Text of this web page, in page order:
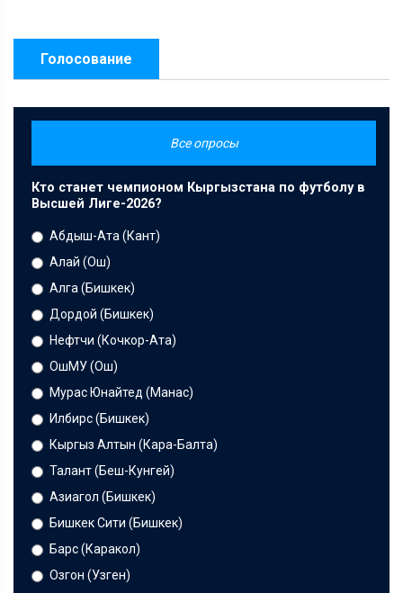
Голосование
Все опросы
Кто станет чемпионом Кыргызстана по футболу в
Высшей Лиге-2026?
Абдыш-Ата (Кант)
Алай (Ош)
Алга (Бишкек)
Дордой (Бишкек)
Нефтчи (Кочкор-Ата)
ОшМУ (Ош)
Мурас Юнайтед (Манас)
Илбирс (Бишкек)
Кыргыз Алтын (Кара-Балта)
Талант (Беш-Кунгей)
Азиагол (Бишкек)
Бишкек Сити (Бишкек)
Барс (Каракол)
Озгон (Узген)